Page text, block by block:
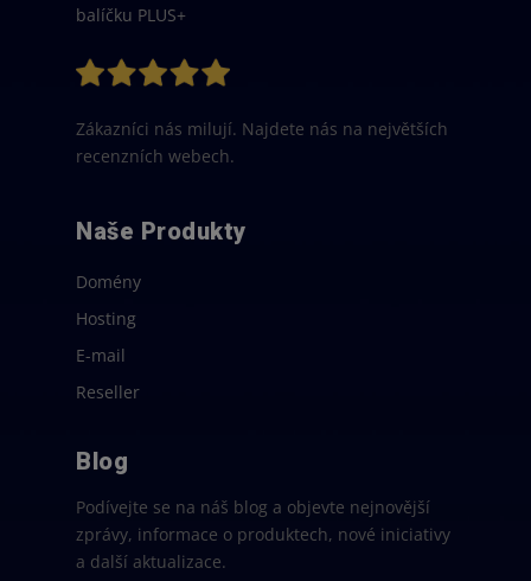
balíčku PLUS+
Zákazníci nás milují. Najdete nás na největších
recenzních webech.
Naše Produkty
Domény
Hosting
E-mail
Reseller
Blog
Podívejte se na náš blog a objevte nejnovější
zprávy, informace o produktech, nové iniciativy
a další aktualizace.